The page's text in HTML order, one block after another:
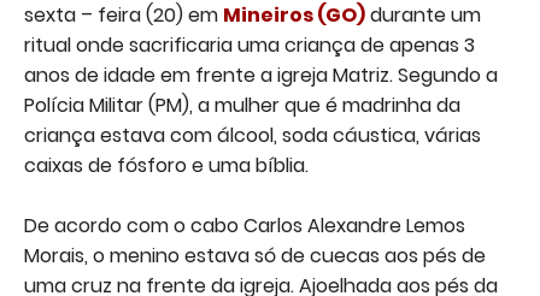
sexta – feira (20) em Mineiros(GO)durante um
ritual onde sacrificaria uma criança de apenas 3
anos de idade em frente a igreja Matriz. Segundo a
Polícia Militar (PM), a mulher que é madrinha da
criança estava com álcool, soda cáustica, várias
caixas de fósforo e uma bíblia.
De acordo com o cabo Carlos Alexandre Lemos
Morais, o menino estava só de cuecas aos pés de
uma cruz na frente da igreja. Ajoelhada aos pés da